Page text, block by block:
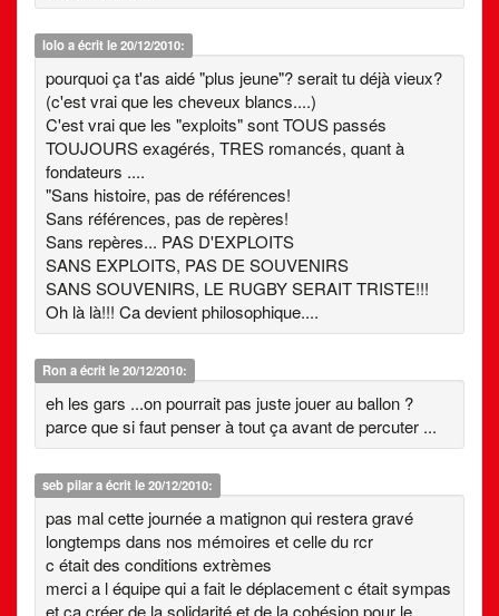
loloa écrit le 20/12/2010:
pourquoi ça t'as aidé "plus jeune"? serait tu déjà vieux?
(c'est vrai que les cheveux blancs....)
C'est vrai que les "exploits" sont TOUS passés
TOUJOURS exagérés, TRES romancés, quant à
fondateurs ....
"Sans histoire, pas de références!
Sans références, pas de repères!
Sans repères... PAS D'EXPLOITS
SANS EXPLOITS, PAS DE SOUVENIRS
SANS SOUVENIRS, LE RUGBY SERAIT TRISTE!!!
Oh là là!!! Ca devient philosophique....
Ron a écrit le 20/12/2010:
eh les gars ...on pourrait pas juste jouer au ballon ?
parce que si faut penser à tout ça avant de percuter ...
seb pilara écrit le 20/12/2010:
pas mal cette journée a matignon qui restera gravé
longtemps dans nos mémoires et celle du rcr
c était des conditions extrèmes
merci a l équipe qui a fait le déplacement c était sympas
et ca créer de la solidarité et de la cohésion pour le